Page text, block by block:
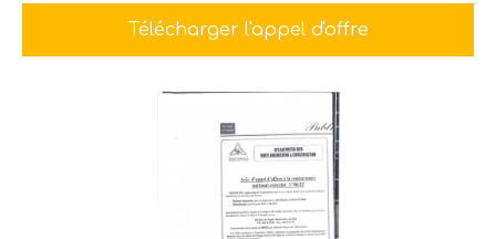
Télécharger l'appel d'offre